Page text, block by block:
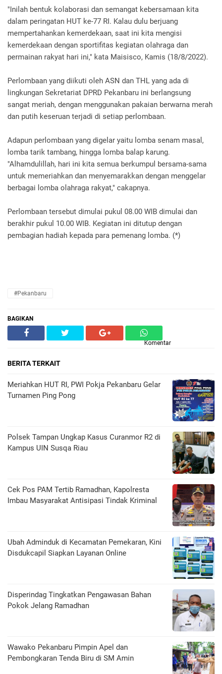
"Inilah bentuk kolaborasi dan semangat kebersamaan kita
dalam peringatan HUT ke-77 RI. Kalau dulu berjuang
mempertahankan kemerdekaan, saat ini kita mengisi
kemerdekaan dengan sportifitas kegiatan olahraga dan
permainan rakyat hari ini," kata Maisisco, Kamis (18/8/2022).
Perlombaan yang diikuti oleh ASN dan THL yang ada di
lingkungan Sekretariat DPRD Pekanbaru ini berlangsung
sangat meriah, dengan menggunakan pakaian berwarna merah
dan putih keseruan terjadi di setiap perlombaan.
Adapun perlombaan yang digelar yaitu lomba senam masal,
lomba tarik tambang, hingga lomba balap karung.
"Alhamdulillah, hari ini kita semua berkumpul bersama-sama
untuk memeriahkan dan menyemarakkan dengan menggelar
berbagai lomba olahraga rakyat," cakapnya.
Perlombaan tersebut dimulai pukul 08.00 WIB dimulai dan
berakhir pukul 10.00 WIB. Kegiatan ini ditutup dengan
pembagian hadiah kepada para pemenang lomba. (*)
#Pekanbaru
BAGIKAN
Komentar
BERITA TERKAIT
Meriahkan HUT RI, PWI Pokja Pekanbaru Gelar
Turnamen Ping Pong
Polsek Tampan Ungkap Kasus Curanmor R2 di
Kampus UIN Susqa Riau
Cek Pos PAM Tertib Ramadhan, Kapolresta
Imbau Masyarakat Antisipasi Tindak Kriminal
Ubah Adminduk di Kecamatan Pemekaran, Kini
Disdukcapil Siapkan Layanan Online
Disperindag Tingkatkan Pengawasan Bahan
Pokok Jelang Ramadhan
Wawako Pekanbaru Pimpin Apel dan
Pembongkaran Tenda Biru di SM Amin